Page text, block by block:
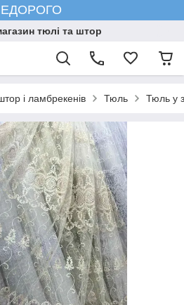
тюлі та штор
і ламбрекенів Тюль Тюль у